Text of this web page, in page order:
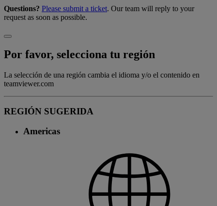
Questions? Please submit a ticket. Our team will reply to your
request as soon as possible.
Por favor, selecciona tu región
La selección de una región cambia el idioma y/o el contenido en
teamviewer.com
REGIÓN SUGERIDA
Americas